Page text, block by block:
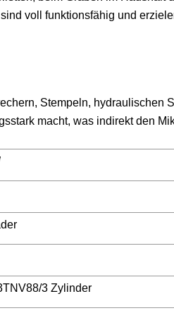
voll funktionsfähig und
Stempeln, hydraulischen
macht, was indirekt den
3 Zylinder